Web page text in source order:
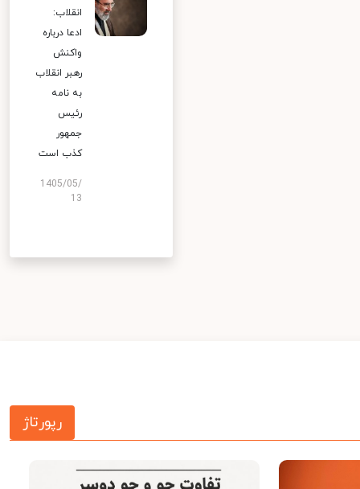
انقلاب:
ادعا درباره
واکنش
رهبر انقلاب
به نامه
رئیس
جمهور
کذب است
1405/05/
13
رپورتاژ